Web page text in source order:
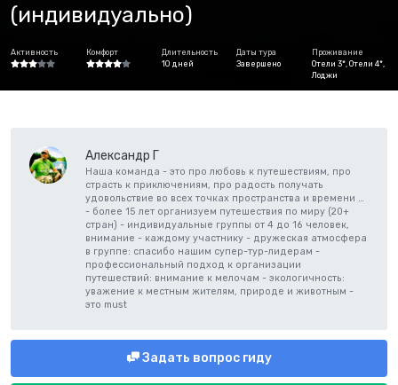
(индивидуально)
Активность Комфорт
Длительность
10 дней
Даты тура
Завершено
Проживание
Отели 3*, Отели 4*,
Лоджи
Александр Г
Наша команда - это про любовь к путешествиям, про
страсть к приключениям, про радость получать
удовольствие во всех точках пространства и времени …
- более 15 лет организуем путешествия по миру (20+
стран) - индивидуальные группы от 4 до 16 человек,
внимание - каждому участнику - дружеская атмосфера
в группе: спасибо нашим супер-тур-лидерам -
профессиональный подход к организации
путешествий: внимание к мелочам - экологичность:
уважение к местным жителям, природе и животным -
это must
Задать вопрос гиду